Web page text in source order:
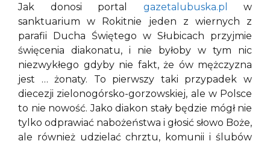
Jak donosi portal gazetalubuska.pl
w
sanktuarium w Rokitnie jeden z wiernych z
parafii Ducha Świętego w Słubicach przyjmie
święcenia diakonatu, i nie byłoby w tym nic
niezwykłego gdyby nie fakt, że ów mężczyzna
jest … żonaty. To pierwszy taki przypadek w
diecezji zielonogórsko-gorzowskiej, ale w Polsce
to nie nowość. Jako diakon stały będzie mógł nie
tylko odprawiać nabożeństwa i głosić słowo Boże,
ale również udzielać chrztu, komunii i ślubów